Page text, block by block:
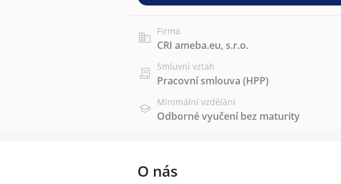
Firma
CRI ameba.eu, s.r.o.
Smluvní vztah
Pracovní smlouva (HPP)
Minimální vzdělání
Odborné vyučení bez maturity
O nás